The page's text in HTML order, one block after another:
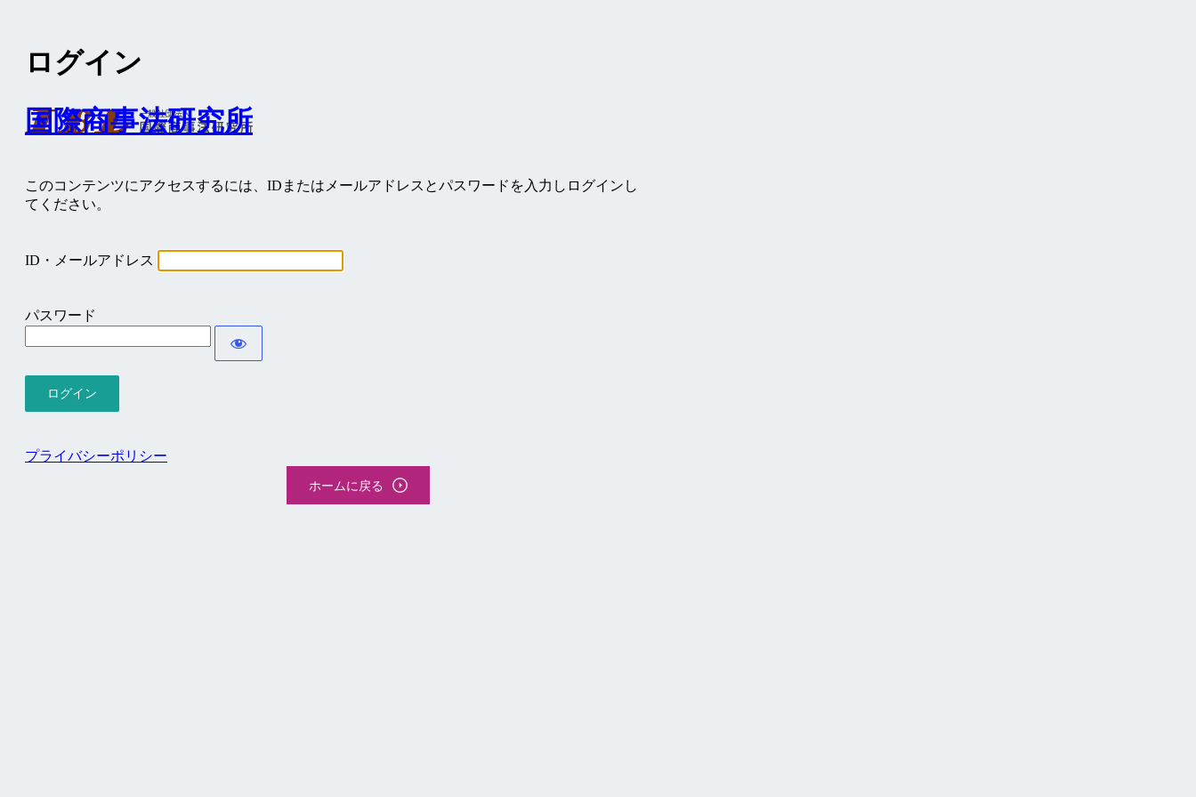
ログイン
国際商事法研究所
このコンテンツにアクセスするには、IDまたはメールアドレスとパスワードを入力しログインし
てください。
ID・メールアドレス
パスワード
プライバシーポリシー
ホームに戻る